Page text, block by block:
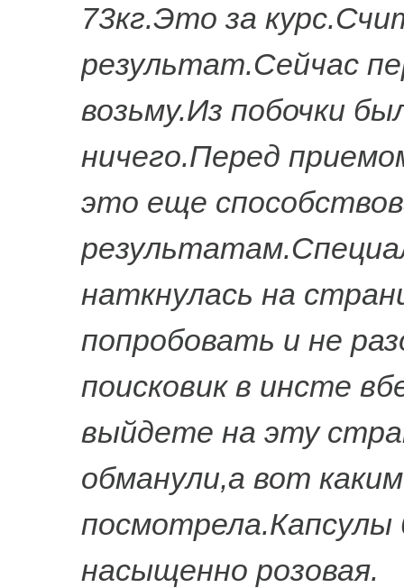
73кг.Это за
результат.Сейчас
возьму.Из побочки
ничего.Перед
это еще
наткнулась на
попробовать и не
поисковик в инсте
выйдете на эту
обманули,а вот
посмотрела.Капсулы
насыщенно розовая.